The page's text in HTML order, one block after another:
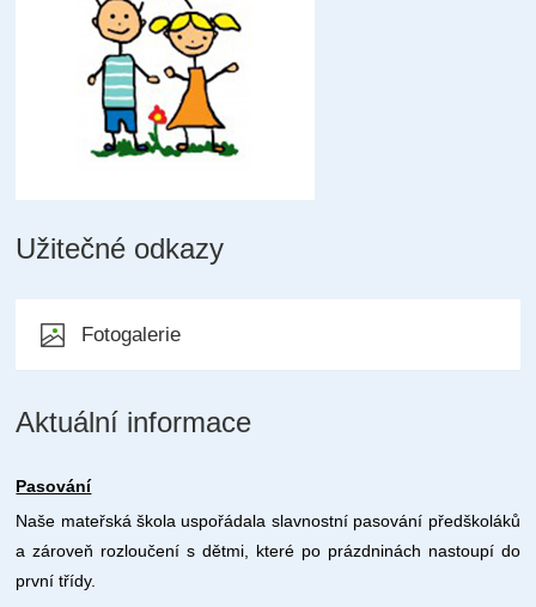
Užitečné odkazy
Fotogalerie
Aktuální informace
Pasování
Naše mateřská škola uspořádala slavnostní pasování předškoláků
a zároveň rozloučení s dětmi, které po prázdninách nastoupí do
první třídy.